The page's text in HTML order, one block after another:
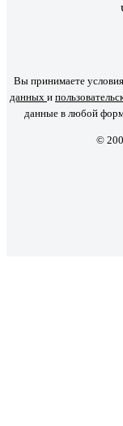
Вы принимаете условия
данных и
данные в любой
©